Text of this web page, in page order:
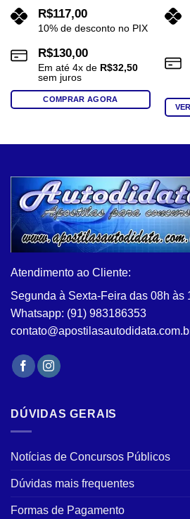
R$117,00
10% de desconto no PIX
R$130,00
Em até 4x de R$32,50
sem juros
COMPRAR AGORA
As
ser
do
Atendimento ao Cliente:
Segunda à Sexta-Feira das 08h às
Whatsapp: (91) 983186353
DÚVIDAS GERAIS
Notícias de Concursos Públicos
Dúvidas mais frequentes
Formas de Pagamento